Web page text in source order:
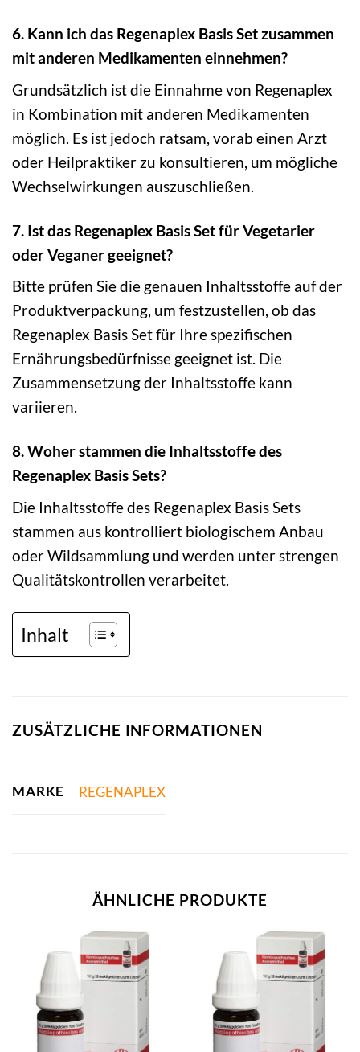
6. Kann ich das Regenaplex Basis Set zusammen
mit anderen Medikamenten einnehmen?
Grundsätzlich ist die Einnahme von Regenaplex
in Kombination mit anderen Medikamenten
möglich. Es ist jedoch ratsam, vorab einen Arzt
oder Heilpraktiker zu konsultieren, um mögliche
Wechselwirkungen auszuschließen.
7. Ist das Regenaplex Basis Set für Vegetarier
oder Veganer geeignet?
Bitte prüfen Sie die genauen Inhaltsstoffe auf der
Produktverpackung, um festzustellen, ob das
Regenaplex Basis Set für Ihre spezifischen
Ernährungsbedürfnisse geeignet ist. Die
Zusammensetzung der Inhaltsstoffe kann
variieren.
8. Woher stammen die Inhaltsstoffe des
Regenaplex Basis Sets?
Die Inhaltsstoffe des Regenaplex Basis Sets
stammen aus kontrolliert biologischem Anbau
oder Wildsammlung und werden unter strengen
Qualitätskontrollen verarbeitet.
Inhalt
ZUSÄTZLICHE INFORMATIONEN
MARKE REGENAPLEX
ÄHNLICHE PRODUKTE